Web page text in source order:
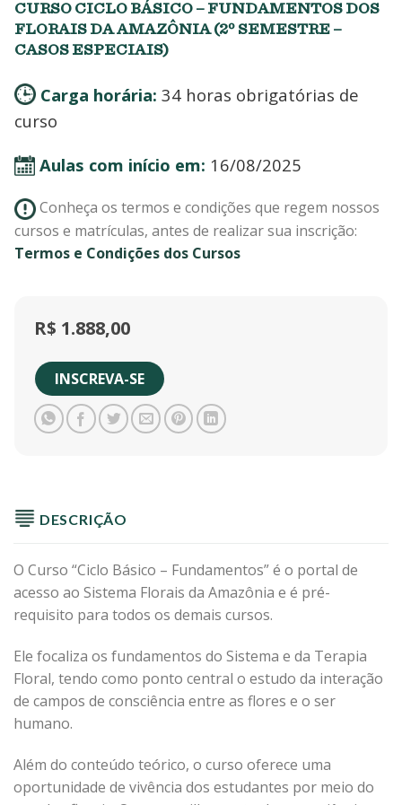
CURSO CICLO BÁSICO – FUNDAMENTOS DOS
FLORAIS DA AMAZÔNIA (2º SEMESTRE –
CASOS ESPECIAIS)
Carga horária: 34 horas obrigatórias de
curso
Aulas com início em: 16/08/2025
Conheça os termos e condições que regem nossos
cursos e matrículas, antes de realizar sua inscrição:
Termos e Condições dos Cursos
R$ 1.888,00
DESCRIÇÃO
O Curso “Ciclo Básico – Fundamentos” é o portal de
acesso ao Sistema Florais da Amazônia e é pré-
requisito para todos os demais cursos.
Ele focaliza os fundamentos do Sistema e da Terapia
Floral, tendo como ponto central o estudo da interação
de campos de consciência entre as flores e o ser
humano.
Além do conteúdo teórico, o curso oferece uma
oportunidade de vivência dos estudantes por meio do